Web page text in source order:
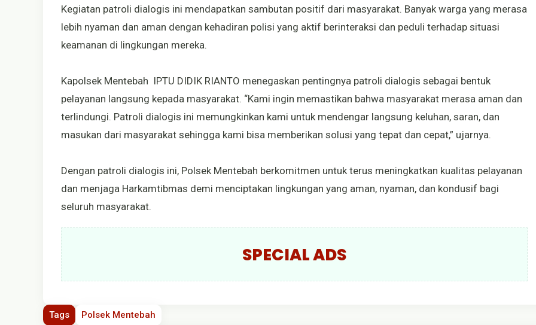
Kegiatan patroli dialogis ini mendapatkan sambutan positif dari masyarakat. Banyak warga yang merasa
lebih nyaman dan aman dengan kehadiran polisi yang aktif berinteraksi dan peduli terhadap situasi
keamanan di lingkungan mereka.
Kapolsek Mentebah IPTU DIDIK RIANTO menegaskan pentingnya patroli dialogis sebagai bentuk
pelayanan langsung kepada masyarakat. “Kami ingin memastikan bahwa masyarakat merasa aman dan
terlindungi. Patroli dialogis ini memungkinkan kami untuk mendengar langsung keluhan, saran, dan
masukan dari masyarakat sehingga kami bisa memberikan solusi yang tepat dan cepat,” ujarnya.
Dengan patroli dialogis ini, Polsek Mentebah berkomitmen untuk terus meningkatkan kualitas pelayanan
dan menjaga Harkamtibmas demi menciptakan lingkungan yang aman, nyaman, dan kondusif bagi
seluruh masyarakat.
SPECIAL ADS
Tags Polsek Mentebah